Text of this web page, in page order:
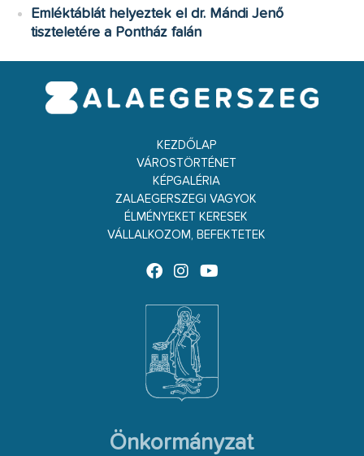
Emléktáblát helyeztek el dr. Mándi Jenő
tiszteletére a Pontház falán
KEZDŐLAP
VÁROSTÖRTÉNET
KÉPGALÉRIA
ZALAEGERSZEGI VAGYOK
ÉLMÉNYEKET KERESEK
VÁLLALKOZOM, BEFEKTETEK
Önkormányzat